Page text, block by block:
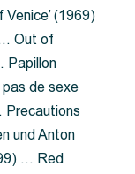
(1969)
… Out of
Papillon
de sexe
und Anton
… Red